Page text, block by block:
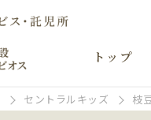
トップ
セントラルキッズ 枝